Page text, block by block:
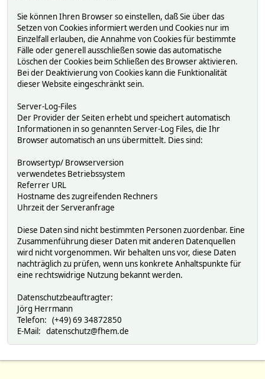
Sie können Ihren Browser so einstellen, daß Sie über das
Setzen von Cookies informiert werden und Cookies nur im
Einzelfall erlauben, die Annahme von Cookies für bestimmte
Fälle oder generell ausschließen sowie das automatische
Löschen der Cookies beim Schließen des Browser aktivieren.
Bei der Deaktivierung von Cookies kann die Funktionalität
dieser Website eingeschränkt sein.
Server-Log-Files
Der Provider der Seiten erhebt und speichert automatisch
Informationen in so genannten Server-Log Files, die Ihr
Browser automatisch an uns übermittelt. Dies sind:
Browsertyp/ Browserversion
verwendetes Betriebssystem
Referrer URL
Hostname des zugreifenden Rechners
Uhrzeit der Serveranfrage
Diese Daten sind nicht bestimmten Personen zuordenbar. Eine
Zusammenführung dieser Daten mit anderen Datenquellen
wird nicht vorgenommen. Wir behalten uns vor, diese Daten
nachträglich zu prüfen, wenn uns konkrete Anhaltspunkte für
eine rechtswidrige Nutzung bekannt werden.
Datenschutzbeauftragter:
Jörg Herrmann
Telefon: (+49) 69 34872850
E-Mail: datenschutz@fhem.de